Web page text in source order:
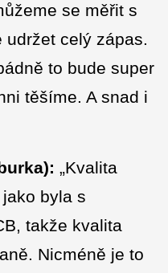
se měřit s
celý zápas.
to bude super
těšíme. A snad i
„Kvalita
byla s
takže kvalita
Nicméně je to